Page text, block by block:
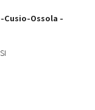
Cusio-Ossola -